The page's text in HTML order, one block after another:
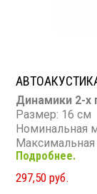
АВТОАКУСТИКА
Динамики 2-х
Размер: 16 см
Номинальная
Диапазон
Подробнее.
297,50 руб.